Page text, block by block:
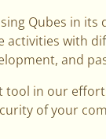
Qubes in
activities with
and
tool in our
of your